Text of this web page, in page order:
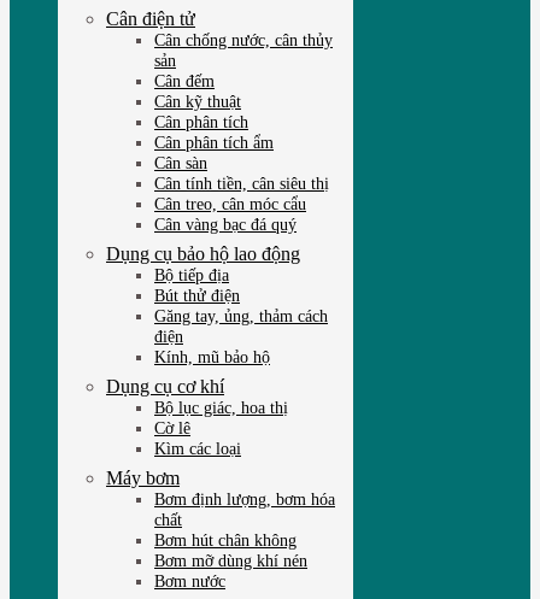
Cân điện tử
Cân chống nước, cân thủy
sản
Cân đếm
Cân kỹ thuật
Cân phân tích
Cân phân tích ẩm
Cân sàn
Cân tính tiền, cân siêu thị
Cân treo, cân móc cẩu
Cân vàng bạc đá quý
Dụng cụ bảo hộ lao động
Bộ tiếp địa
Bút thử điện
Găng tay, ủng, thảm cách
điện
Kính, mũ bảo hộ
Dụng cụ cơ khí
Bộ lục giác, hoa thị
Cờ lê
Kìm các loại
Máy bơm
Bơm định lượng, bơm hóa
chất
Bơm hút chân không
Bơm mỡ dùng khí nén
Bơm nước